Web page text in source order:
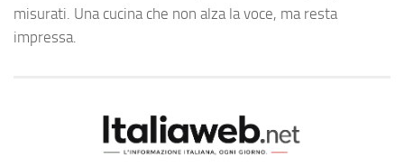
misurati. Una cucina che non alza la voce, ma resta
impressa.